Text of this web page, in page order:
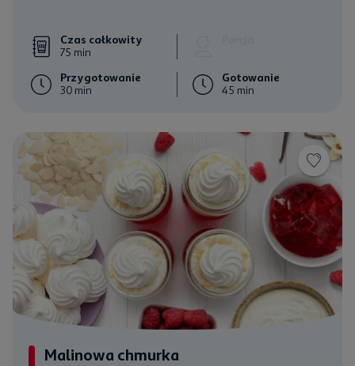
Czas całkowity
75 min
Przygotowanie
30 min
Gotowanie
45 min
Malinowa chmurka